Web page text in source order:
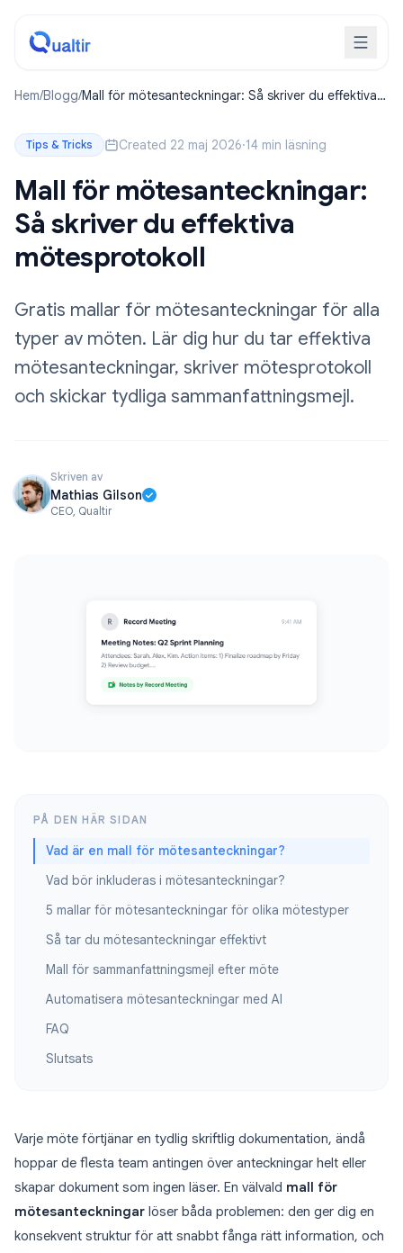
Hem/Blogg/Mall för mötesanteckningar: Så skriver du effektiva
Tips & Tricks Created 22 maj 2026·14 min läsning
Mall för mötesanteckningar:
Så skriver du effektiva
mötesprotokoll
Gratis mallar för mötesanteckningar för alla
typer av möten. Lär dig hur du tar effektiva
mötesanteckningar, skriver mötesprotokoll
och skickar tydliga sammanfattningsmejl.
Skriven av
Mathias Gilson
CEO, Qualtir
PÅ DEN HÄR SIDAN
Vad är en mall för mötesanteckningar?
Vad bör inkluderas i mötesanteckningar?
5 mallar för mötesanteckningar för olika mötestyper
Så tar du mötesanteckningar effektivt
Mall för sammanfattningsmejl efter möte
Automatisera mötesanteckningar med AI
FAQ
Slutsats
Varje möte förtjänar en tydlig skriftlig dokumentation, ändå
hoppar de flesta team antingen över anteckningar helt eller
skapar dokument som ingen läser. En välvald mall för
mötesanteckningar löser båda problemen: den ger dig en
konsekvent struktur för att snabbt fånga rätt information, och